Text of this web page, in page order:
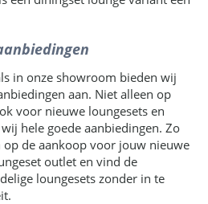
in onze showroom bieden wij
aan. Niet alleen op
voor nieuwe loungesets en
hele goede aanbiedingen. Zo
op de aankoop voor jouw nieuwe
outlet en vind de
loungesets zonder in te